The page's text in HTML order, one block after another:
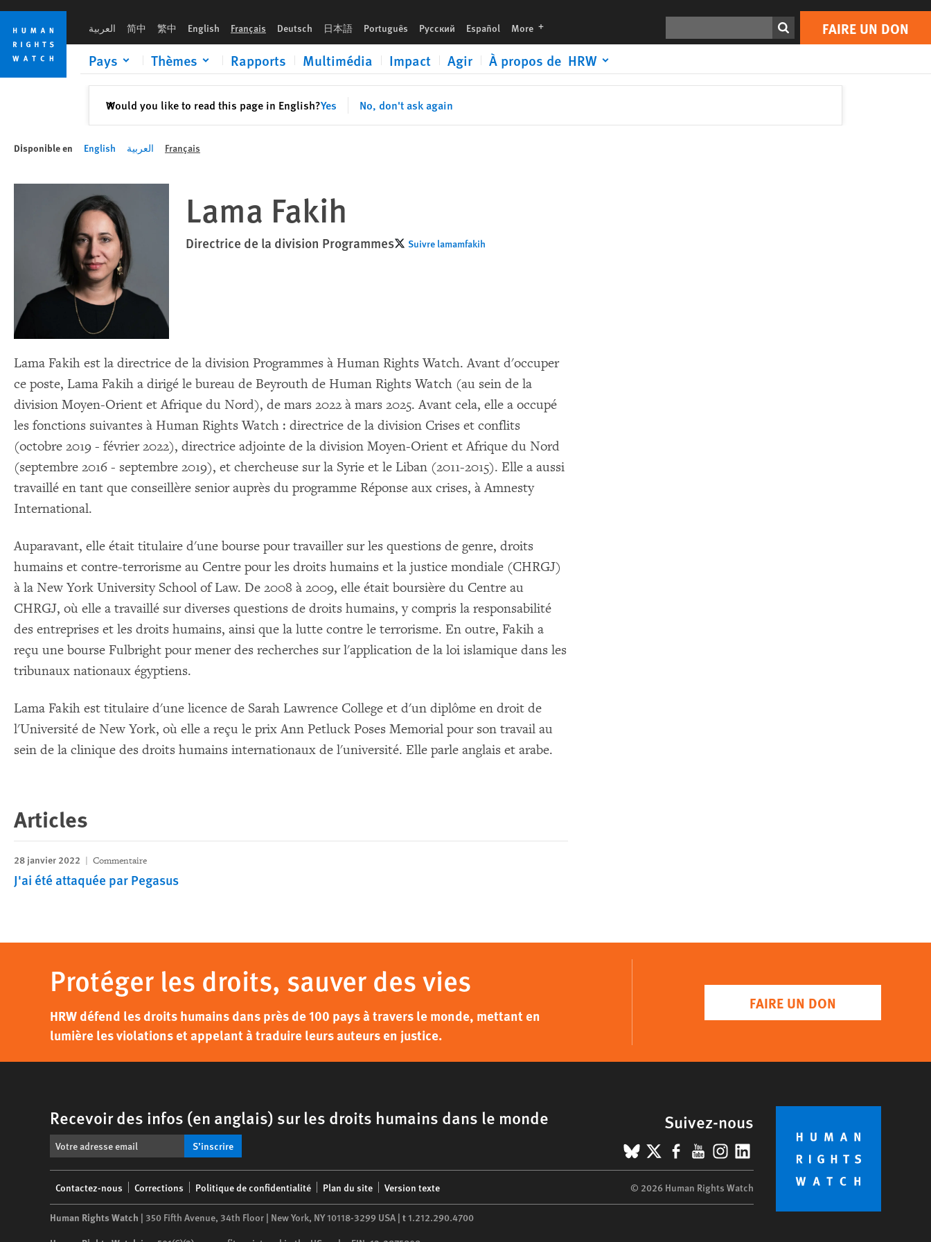
Skip
cookie
privacy
notice
Skip
main
content
العربية 简中 繁中 English Français Deutsch 日本語 Português Русский Español More languages FAIRE UN DON
Pays Thèmes Rapports Multimédia Impact Agir À propos de HRW
Would you like to read this page in English?Yes No, don't ask again
✕Fermer
Disponible en English العربية Français
Lama Fakih
Directrice de la division Programmes Suivre lamamfakih
Lama Fakih est la directrice de la division Programmes à Human Rights Watch. Avant d'occuper
ce poste, Lama Fakih a dirigé le bureau de Beyrouth de Human Rights Watch (au sein de la
division Moyen-Orient et Afrique du Nord), de mars 2022 à mars 2025. Avant cela, elle a occupé
les fonctions suivantes à Human Rights Watch : directrice de la division Crises et conflits
(octobre 2019 - février 2022), directrice adjointe de la division Moyen-Orient et Afrique du Nord
(septembre 2016 - septembre 2019), et chercheuse sur la Syrie et le Liban (2011-2015). Elle a aussi
travaillé en tant que conseillère senior auprès du programme Réponse aux crises, à Amnesty
International.
Auparavant, elle était titulaire d'une bourse pour travailler sur les questions de genre, droits
humains et contre-terrorisme au Centre pour les droits humains et la justice mondiale (CHRGJ)
à la New York University School of Law. De 2008 à 2009, elle était boursière du Centre au
CHRGJ, où elle a travaillé sur diverses questions de droits humains, y compris la responsabilité
des entreprises et les droits humains, ainsi que la lutte contre le terrorisme. En outre, Fakih a
reçu une bourse Fulbright pour mener des recherches sur l'application de la loi islamique dans les
tribunaux nationaux égyptiens.
Lama Fakih est titulaire d'une licence de Sarah Lawrence College et d'un diplôme en droit de
l'Université de New York, où elle a reçu le prix Ann Petluck Poses Memorial pour son travail au
sein de la clinique des droits humains internationaux de l'université. Elle parle anglais et arabe.
Articles
28 janvier 2022 Commentaire
J'ai été attaquée par Pegasus
Protéger les droits, sauver des vies
HRW défend les droits humains dans près de 100 pays à travers le monde, mettant en
lumière les violations et appelant à traduire leurs auteurs en justice.
FAIRE UN DON
Recevoir des infos (en anglais) sur les droits humains dans le monde
S’inscrire
Suivez-nous
BlueSky
X Facebook
YouTube
Instagram
LinkedIn
menu
Contactez-nous Corrections Politique de confidentialité Plan du site Version texte © 2026 Human Rights Watch
Human Rights Watch | 350 Fifth Avenue, 34th Floor | New York, NY10118-3299 USA | t1.212.290.4700